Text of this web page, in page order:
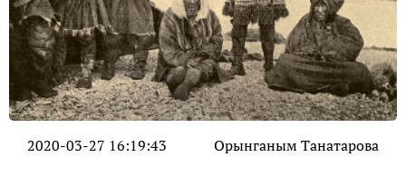
2020-03-27 16:19:43 Орынганым Танатарова